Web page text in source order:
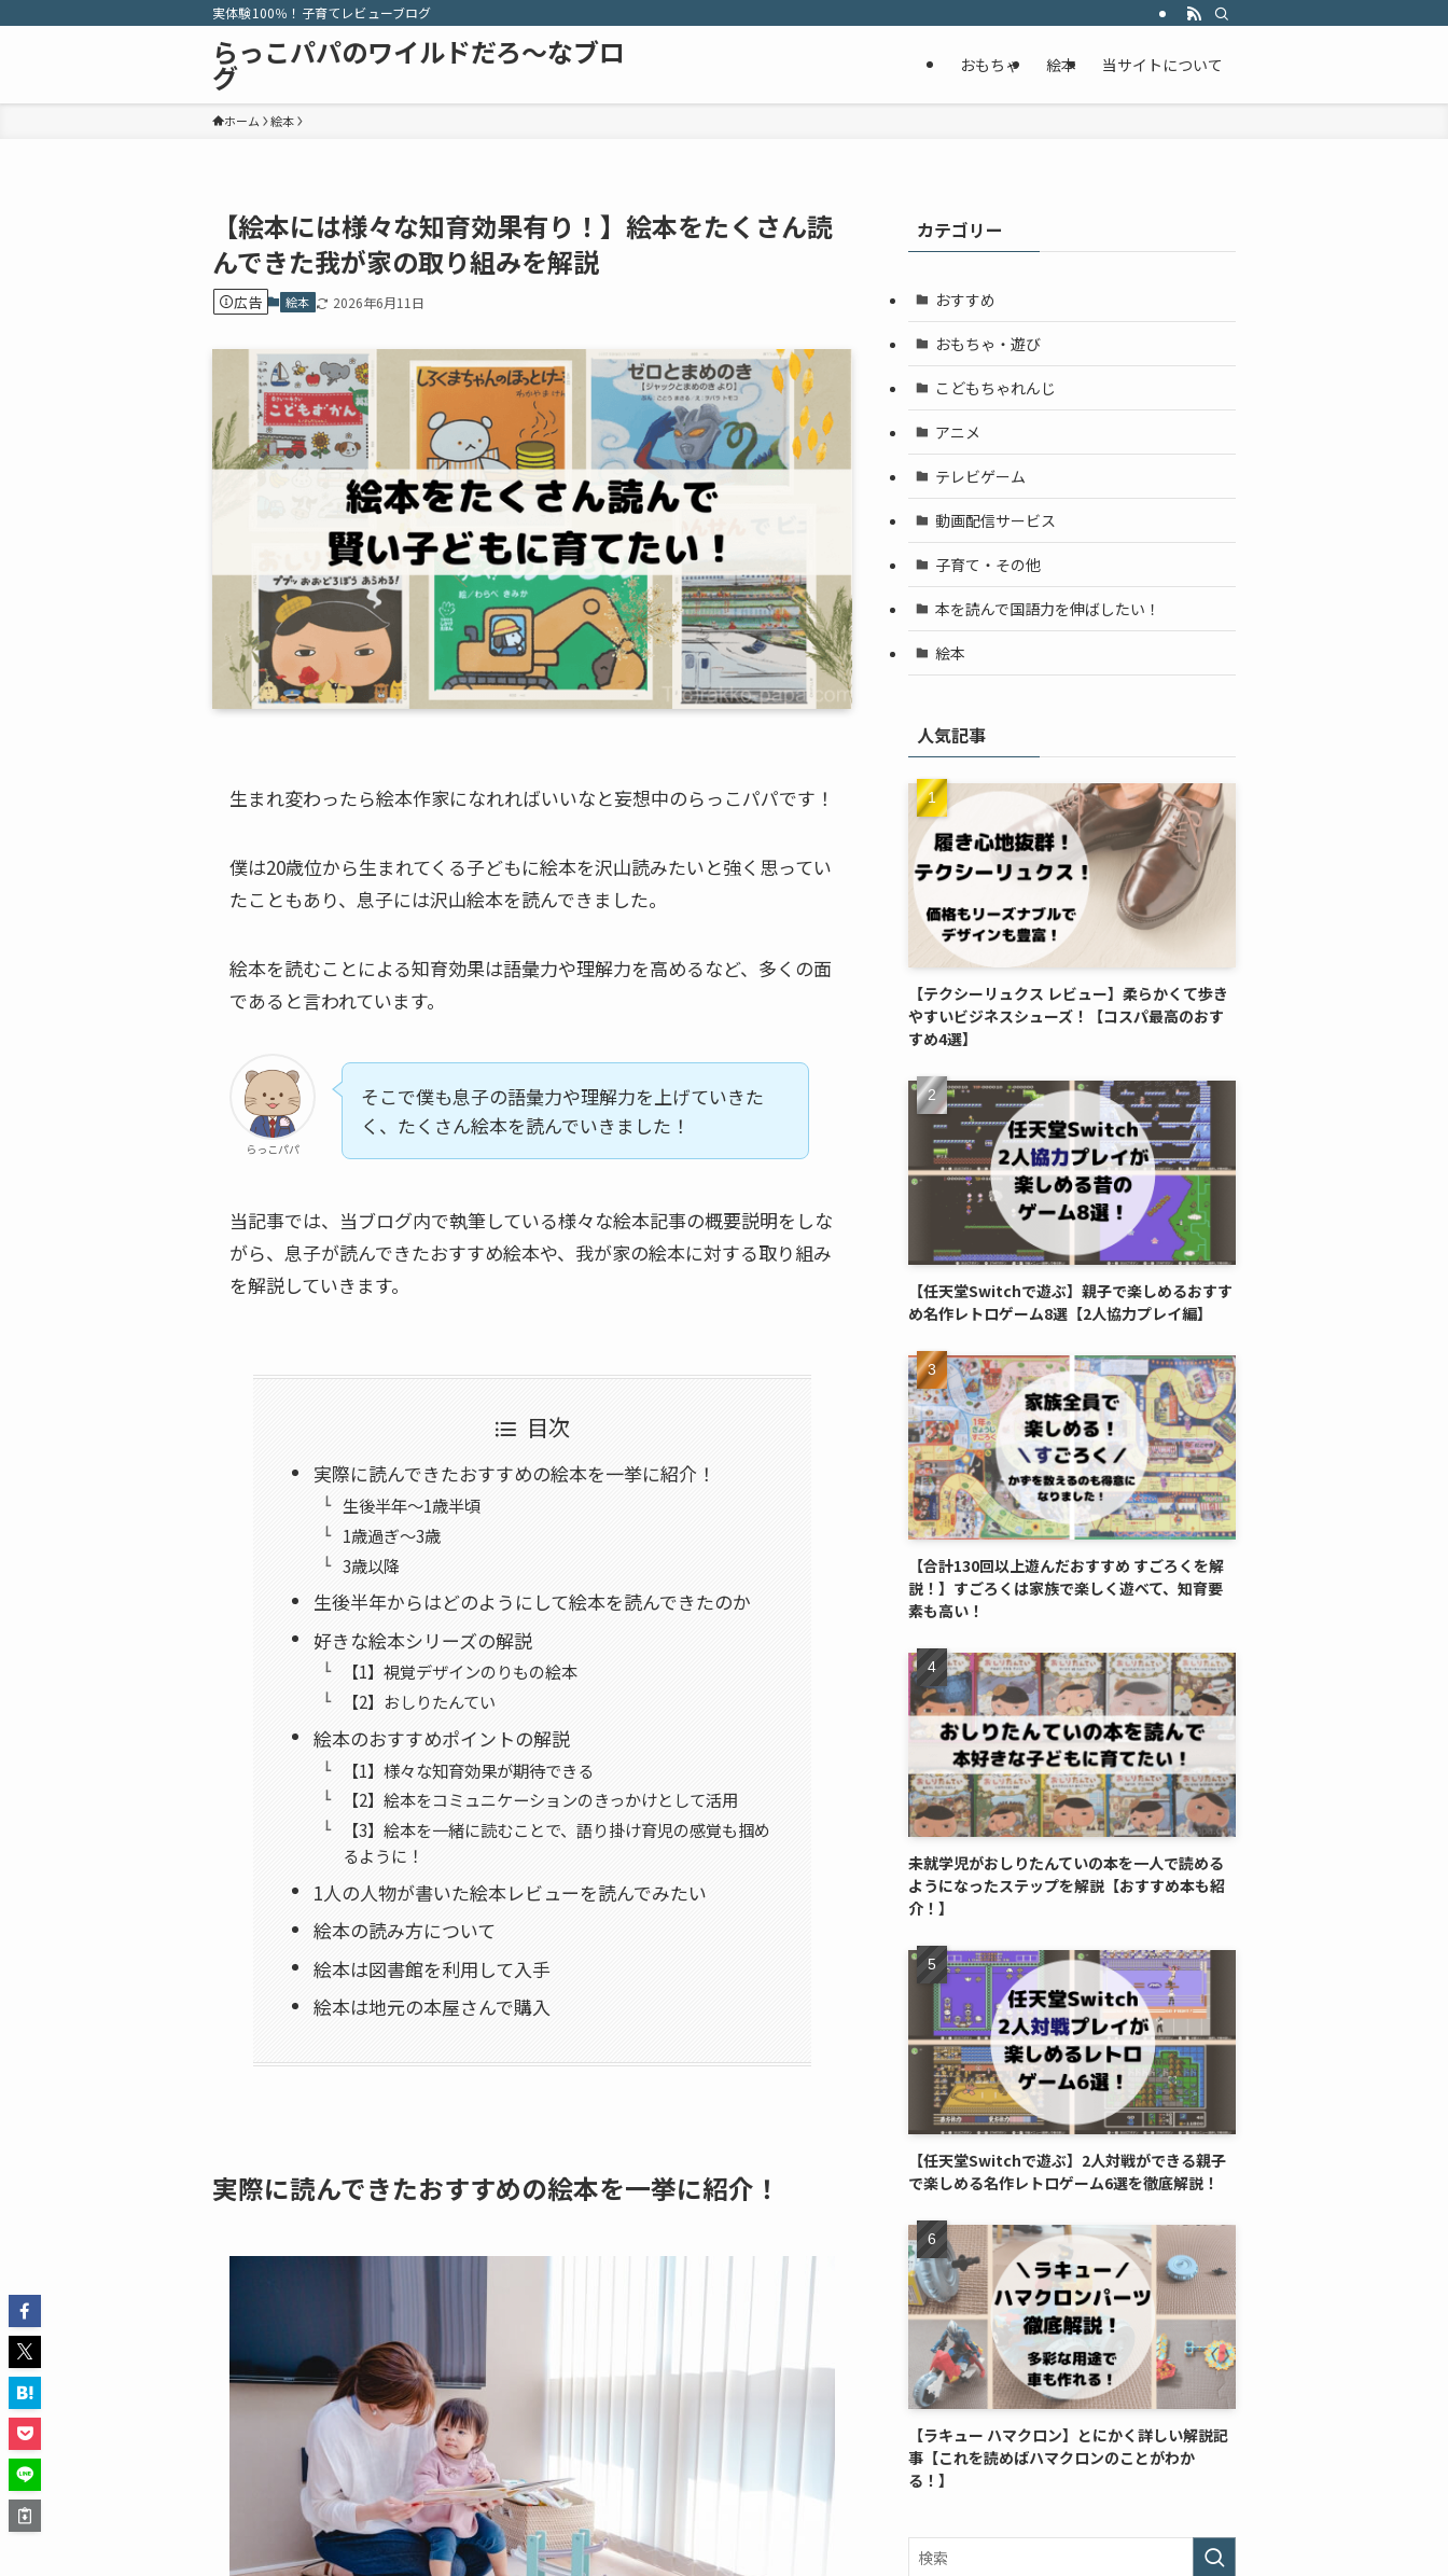
実体験100％！子育てレビューブログ
らっこパパのワイルドだろ～なブロ
グ おもちゃ 絵本 当サイトについて
ホーム 絵本
【絵本には様々な知育効果有り！】絵本をたくさん読
んできた我が家の取り組みを解説
広告 絵本 2026年6月11日
生まれ変わったら絵本作家になれればいいなと妄想中のらっこパパです！
僕は20歳位から生まれてくる子どもに絵本を沢山読みたいと強く思ってい
たこともあり、息子には沢山絵本を読んできました。
絵本を読むことによる知育効果は語彙力や理解力を高めるなど、多くの面
であると言われています。
らっこパパ
そこで僕も息子の語彙力や理解力を上げていきた
く、たくさん絵本を読んでいきました！
当記事では、当ブログ内で執筆している様々な絵本記事の概要説明をしな
がら、息子が読んできたおすすめ絵本や、我が家の絵本に対する取り組み
を解説していきます。
目次
実際に読んできたおすすめの絵本を一挙に紹介！
生後半年〜1歳半頃
1歳過ぎ〜3歳
3歳以降
生後半年からはどのようにして絵本を読んできたのか
好きな絵本シリーズの解説
【1】視覚デザインのりもの絵本
【2】おしりたんてい
絵本のおすすめポイントの解説
【1】様々な知育効果が期待できる
【2】絵本をコミュニケーションのきっかけとして活用
【3】絵本を一緒に読むことで、語り掛け育児の感覚も掴め
るように！
1人の人物が書いた絵本レビューを読んでみたい
絵本の読み方について
絵本は図書館を利用して入手
絵本は地元の本屋さんで購入
実際に読んできたおすすめの絵本を一挙に紹介！
カテゴリー
おすすめ
おもちゃ・遊び
こどもちゃれんじ
アニメ
テレビゲーム
動画配信サービス
子育て・その他
本を読んで国語力を伸ばしたい！
絵本
人気記事
【テクシーリュクス レビュー】柔らかくて歩き
やすいビジネスシューズ！【コスパ最高のおす
すめ4選】
【任天堂Switchで遊ぶ】親子で楽しめるおすす
め名作レトロゲーム8選【2人協力プレイ編】
【合計130回以上遊んだおすすめ すごろくを解
説！】すごろくは家族で楽しく遊べて、知育要
素も高い！
未就学児がおしりたんていの本を一人で読める
ようになったステップを解説【おすすめ本も紹
介！】
【任天堂Switchで遊ぶ】2人対戦ができる親子
で楽しめる名作レトロゲーム6選を徹底解説！
【ラキュー ハマクロン】とにかく詳しい解説記
事【これを読めばハマクロンのことがわか
る！】